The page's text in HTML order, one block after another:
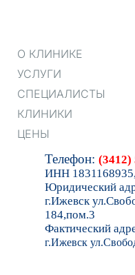
О КЛИНИКЕ
УСЛУГИ
СПЕЦИАЛИСТЫ
КЛИНИКИ
ЦЕНЫ
Телефон: (3412)
ИНН
Юридический
г.Ижевск
184,пом.3
Фактический
г.Ижевск